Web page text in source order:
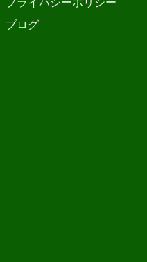
ブログ